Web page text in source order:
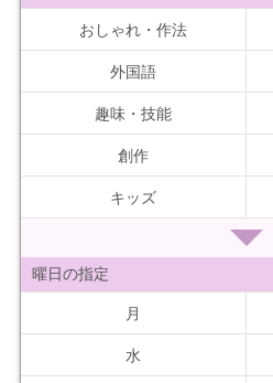
おしゃれ・作法
外国語
趣味・技能
創作
キッズ
曜日の指定
月
水